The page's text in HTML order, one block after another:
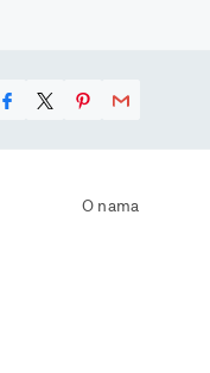
O nama